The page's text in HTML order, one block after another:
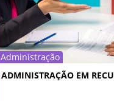
Administração
ADMINISTRAÇÃO EM